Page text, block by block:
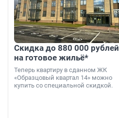
Скидка до 880 000 рублей
на готовое жильё*
Теперь квартиру в сданном ЖК
«Образцовый квартал 14» можно
купить со специальной скидкой.